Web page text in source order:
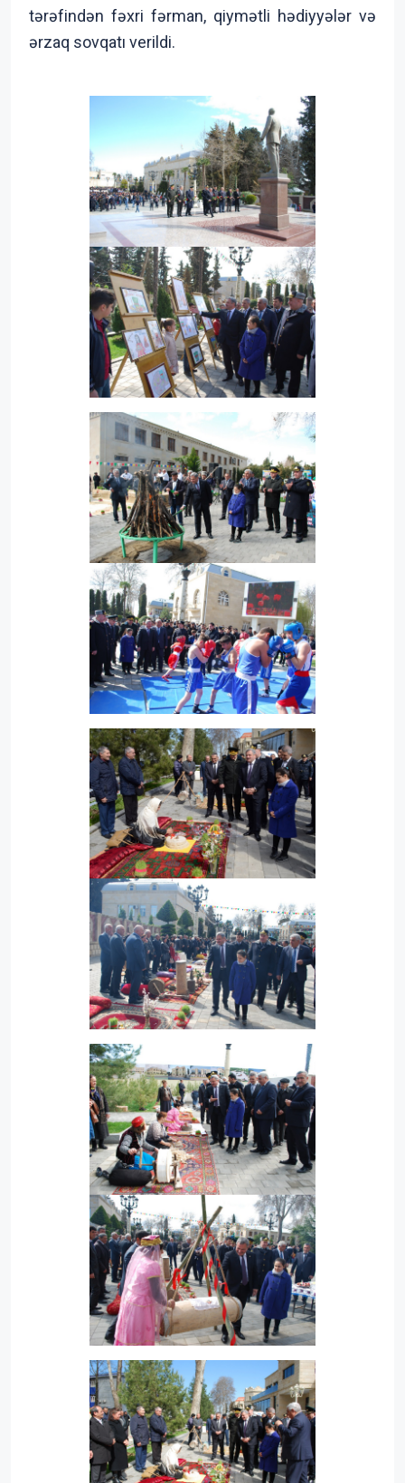
tərəfindən fəxri fərman, qiymətli hədiyyələr və
ərzaq sovqatı verildi.